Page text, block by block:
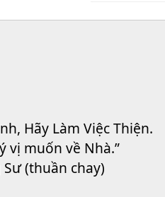
Hãy Làm Việc Thiện.
vị muốn về Nhà.”
(thuần chay)